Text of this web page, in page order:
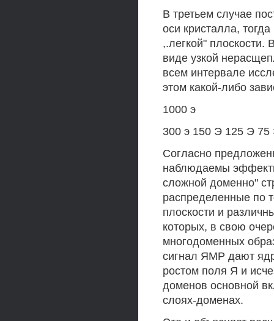
В третьем случае
оси кристалла,
,.легкой"
виде узкой
всем интервале
этом какой-либо
1000 э
300 э 150 Э 125 Э
Согласно
наблюдаемы
сложной доменно"
распределенные по
плоскости и
которых, в свою
многодоменных
сигнал ЯМР дают
ростом поля Я и
доменов основной
слоях-доменах.